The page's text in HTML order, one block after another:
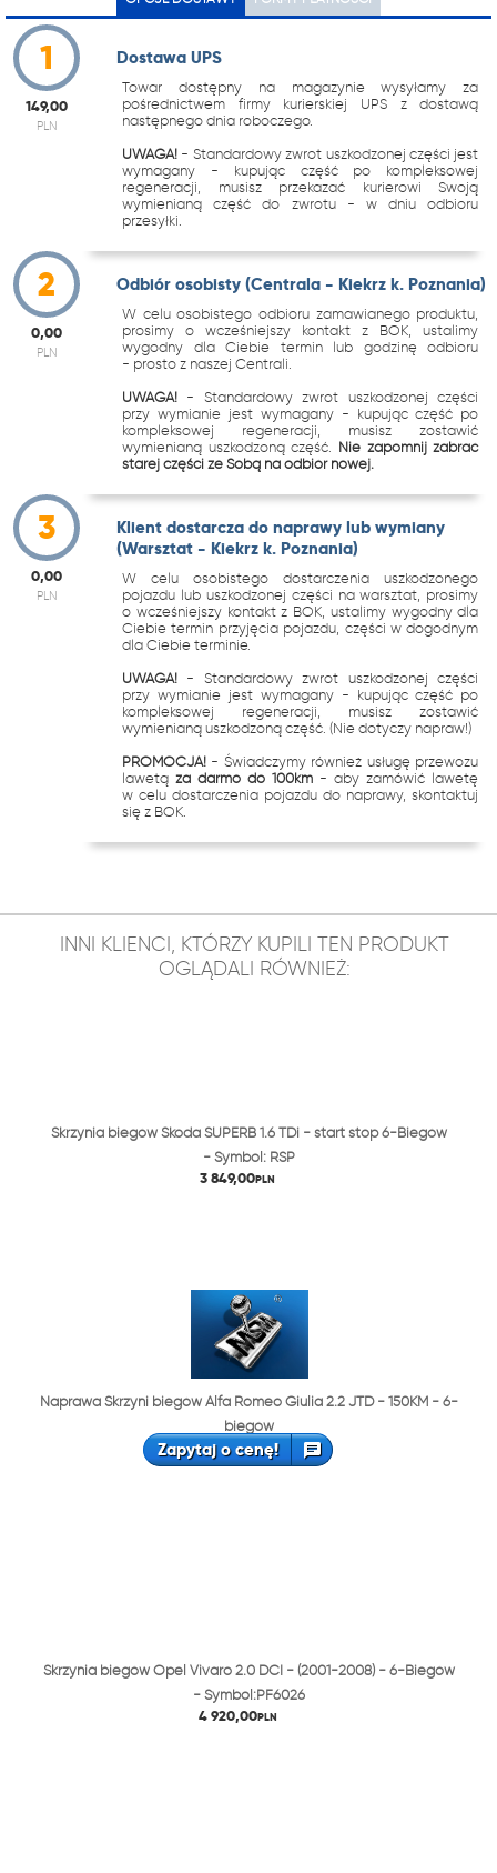
1
149,00
PLN
Dostawa UPS
Towar dostępny na magazynie wysyłamy za
pośrednictwem firmy kurierskiej UPS z dostawą
następnego dnia roboczego.
UWAGA! - Standardowy zwrot uszkodzonej części jest
wymagany - kupując część po kompleksowej
regeneracji, musisz przekazać kurierowi Swoją
wymienianą część do zwrotu - w dniu odbioru
przesyłki.
2
0,00
PLN
Odbiór osobisty (Centrala - Kiekrz k. Poznania)
W celu osobistego odbioru zamawianego produktu,
prosimy o wcześniejszy kontakt z BOK, ustalimy
wygodny dla Ciebie termin lub godzinę odbioru
- prosto z naszej Centrali.
UWAGA! - Standardowy zwrot uszkodzonej części
przy wymianie jest wymagany - kupując część po
kompleksowej regeneracji, musisz zostawić
wymienianą uszkodzoną część. Nie zapomnij zabrać
starej części ze Sobą na odbiór nowej.
3
0,00
PLN
Klient dostarcza do naprawy lub wymiany
(Warsztat - Kiekrz k. Poznania)
W celu osobistego dostarczenia uszkodzonego
pojazdu lub uszkodzonej części na warsztat, prosimy
o wcześniejszy kontakt z BOK, ustalimy wygodny dla
Ciebie termin przyjęcia pojazdu, części w dogodnym
dla Ciebie terminie.
UWAGA! - Standardowy zwrot uszkodzonej części
przy wymianie jest wymagany - kupując część po
kompleksowej regeneracji, musisz zostawić
wymienianą uszkodzoną część. (Nie dotyczy napraw!)
PROMOCJA! - Świadczymy również usługę przewozu
lawetąza darmo do 100km - aby zamówić lawetę
w celu dostarczenia pojazdu do naprawy, skontaktuj
się z BOK.
INNI KLIENCI, KTÓRZY KUPILI TEN PRODUKT
OGLĄDALI RÓWNIEŻ:
Skrzynia biegów Skoda SUPERB 1.6 TDi - start stop 6-Biegów
- Symbol: RSP
3 849,00PLN
Naprawa Skrzyni biegów Alfa Romeo Giulia 2.2 JTD - 150KM - 6-
biegów
Zapytaj o cenę!
Skrzynia biegów Opel Vivaro 2.0 DCI - (2001-2008) - 6-Biegów
- Symbol:PF6026
4 920,00PLN